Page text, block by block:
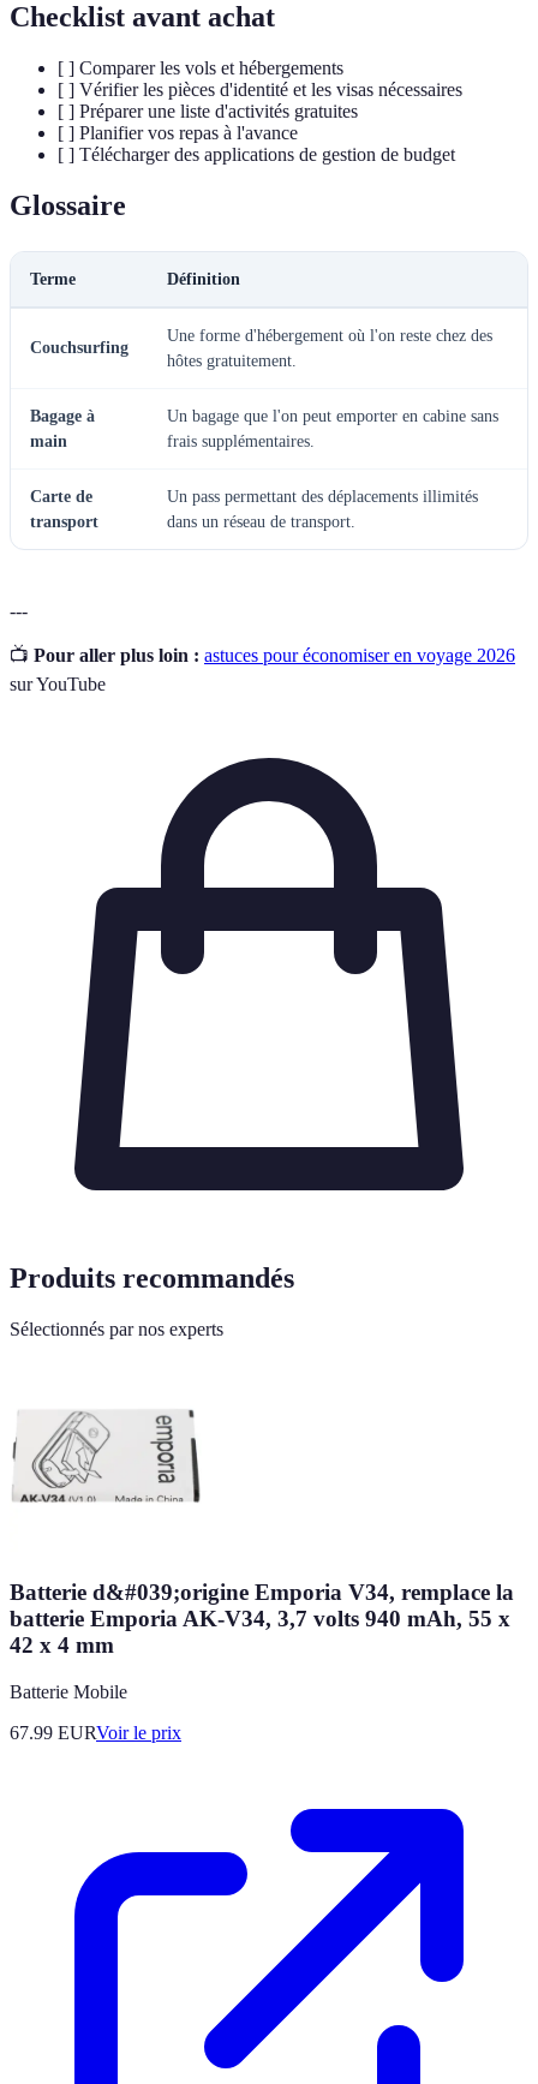
Checklist avant achat
[ ] Comparer les vols et hébergements
[ ] Vérifier les pièces d'identité et les visas nécessaires
[ ] Préparer une liste d'activités gratuites
[ ] Planifier vos repas à l'avance
[ ] Télécharger des applications de gestion de budget
Glossaire
Terme Définition
Couchsurfing
Une forme d'hébergement où l'on reste chez des
hôtes gratuitement.
Bagage à
main
Un bagage que l'on peut emporter en cabine sans
frais supplémentaires.
Carte de
transport
Un pass permettant des déplacements illimités
dans un réseau de transport.
---
📺 Pour aller plus loin : astuces pour économiser en voyage 2026
sur YouTube
Produits recommandés
Sélectionnés par nos experts
Batterie d&#039;origine Emporia V34, remplace la
batterie Emporia AK-V34, 3,7 volts 940 mAh, 55 x
42 x 4 mm
Batterie Mobile
67.99 EURVoir le prix